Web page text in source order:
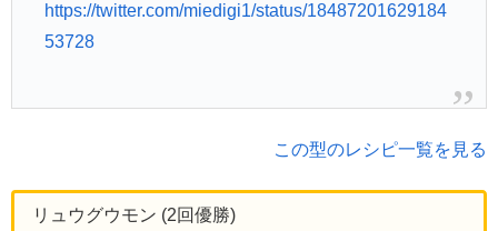
https://twitter.com/miedigi1/status/18487201629184
53728
この型のレシピ一覧を見る
リュウグウモン (2回優勝)